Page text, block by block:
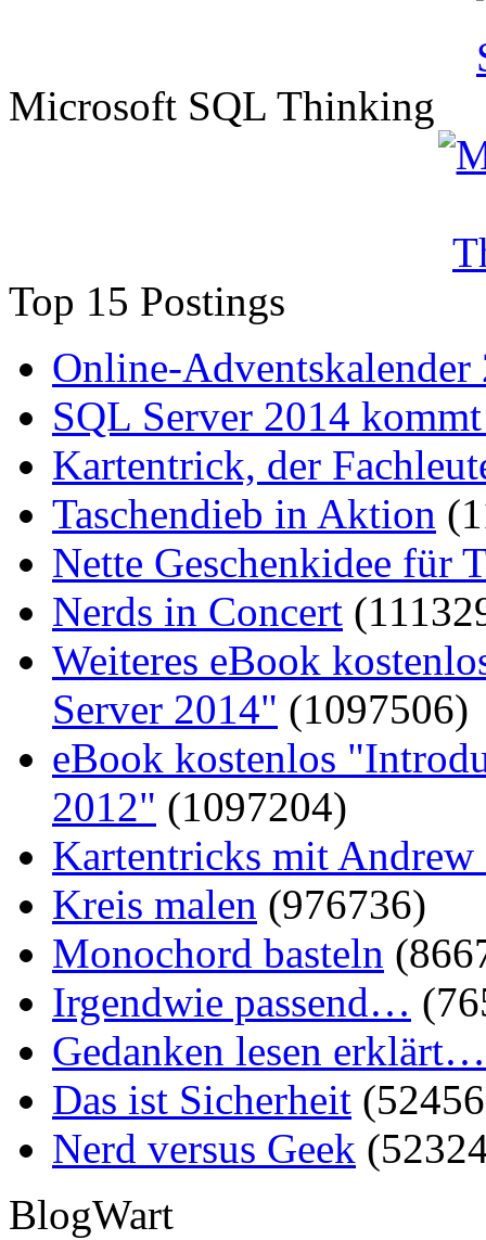
Microsoft SQL Thinking
Top 15 Postings
Online-Adventskalender
SQL Server 2014
Kartentrick, der
Taschendieb in Aktion
Nette Geschenkidee für
Nerds in Concert
Weiteres eBook
Server 2014" (1097506)
eBook kostenlos
2012" (1097204)
Kartentricks mit
Kreis malen (976736)
Monochord basteln
Irgendwie passend…
Gedanken lesen erklärt…
Das ist Sicherheit
Nerd versus Geek
BlogWart